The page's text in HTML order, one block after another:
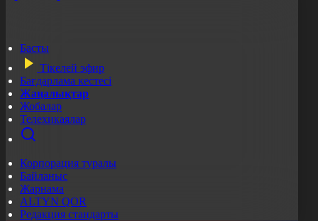
Басты
Тікелей эфир
Бағдарлама кестесі
Жаңалықтар
Жобалар
Телехикаялар
Корпорация туралы
Байланыс
Жарнама
ALTYN QOR
Редакция стандарты